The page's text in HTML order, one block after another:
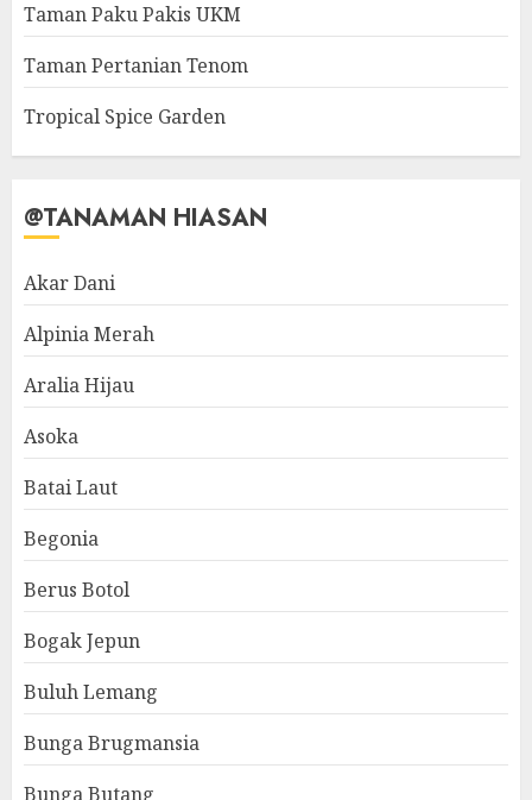
Taman Paku Pakis UKM
Taman Pertanian Tenom
Tropical Spice Garden
@TANAMAN HIASAN
Akar Dani
Alpinia Merah
Aralia Hijau
Asoka
Batai Laut
Begonia
Berus Botol
Bogak Jepun
Buluh Lemang
Bunga Brugmansia
Bunga Butang